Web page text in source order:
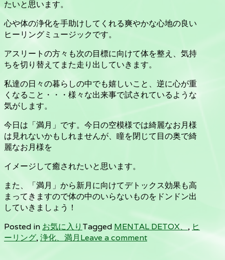
たいと思います。
心や体の浄化を手助けしてくれる爽やかな心地の良い
ヒーリングミュージックです。
アスリートの方々も次の目標に向けて体を整え、気持
ちを切り替えてまた走り出していきます。
私達の日々の暮らしの中でも嬉しいこと、逆に心が重
くなること・・・様々な出来事で試されているような
気がします。
今日は「満月」です。今日の空模様では綺麗なお月様
は見れないかもしれませんが、瞳を閉じて目の奥で綺
麗なお月様を
イメージして癒されたいと思います。
また、「満月」から新月に向けてデトックス効果も高
まってきますので体の中のいらないものをドンドン出
していきましょう！
Posted in お気に入り Tagged MENTAL DETOX、 , ヒ
ーリング,浄化、満月Leave a comment